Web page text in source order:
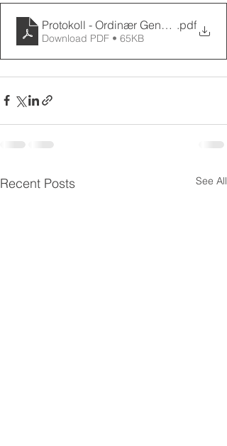
Protokoll - Ordinær .pdf
Download PDF • 65KB
Recent Posts See All